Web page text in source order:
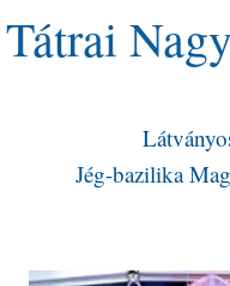
Tátrai
Jég-bazilika